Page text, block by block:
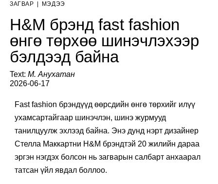
ЗАГВАР МЭДЭЭ
H&M брэнд fast fashion
өнгө төрхөө шинэчлэхээр
бэлдээд байна
Text: М. Анухатан
2026-06-17
Fast fashion брэндүүд өөрсдийн өнгө төрхийг илүү
ухамсартайгаар шинэчлэн, шинэ журмууд
танилцуулж эхлээд байна. Энэ дунд нэрт дизайнер
Стелла Маккартни H&M брэндтэй 20 жилийн дараа
эргэн нэгдэх болсон нь загварын салбарт анхаарал
татсан үйл явдал боллоо.